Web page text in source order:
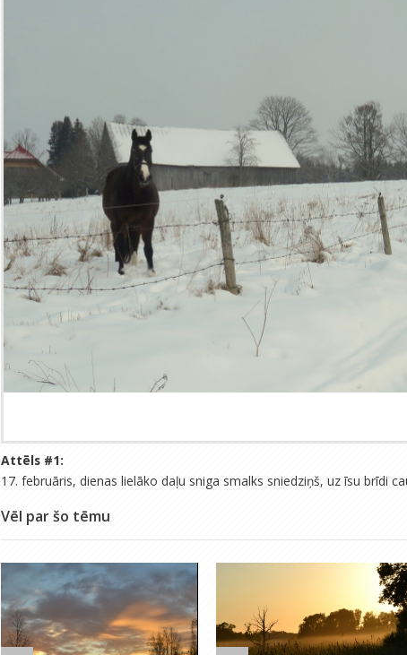
Attēls #1:
17. februāris, dienas lielāko daļu sniga smalks sniedziņš, uz īsu brīdi
Vēl par šo tēmu